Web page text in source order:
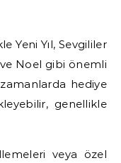
Yeni Yıl, Sevgililer
ve Noel gibi önemli
hediye
genellikle
veya özel